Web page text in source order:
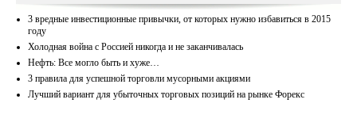
3 вредные инвестиционные привычки, от которых нужно избавиться в 2015
году
Холодная война с Россией никогда и не заканчивалась
Нефть: Все могло быть и хуже…
3 правила для успешной торговли мусорными акциями
Лучший вариант для убыточных торговых позиций на рынке Форекс